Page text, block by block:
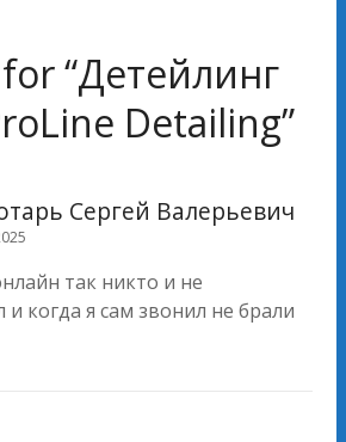
“Детейлинг
Detailing”
Сергей Валерьевич
так никто и не
и когда я сам звонил не брали